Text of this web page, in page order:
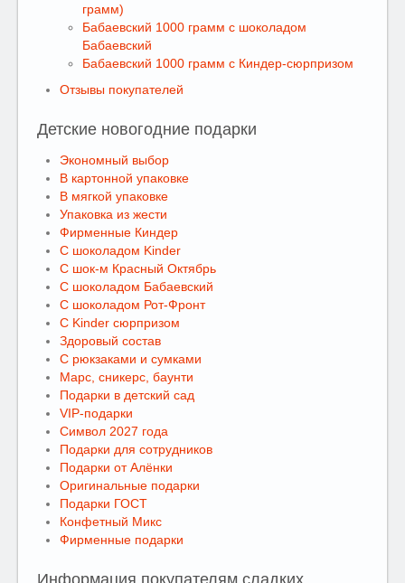
грамм)
Бабаевский 1000 грамм c шоколадом
Бабаевский
Бабаевский 1000 грамм с Киндер-сюрпризом
Отзывы покупателей
Детские новогодние подарки
Экономный выбор
В картонной упаковке
В мягкой упаковке
Упаковка из жести
Фирменные Киндер
С шоколадом Kinder
С шок-м Красный Октябрь
С шоколадом Бабаевский
С шоколадом Рот-Фронт
С Kinder сюрпризом
Здоровый состав
С рюкзаками и сумками
Марс, сникерс, баунти
Подарки в детский сад
VIP-подарки
Символ 2027 года
Подарки для сотрудников
Подарки от Алёнки
Оригинальные подарки
Подарки ГОСТ
Конфетный Микс
Фирменные подарки
Информация покупателям сладких